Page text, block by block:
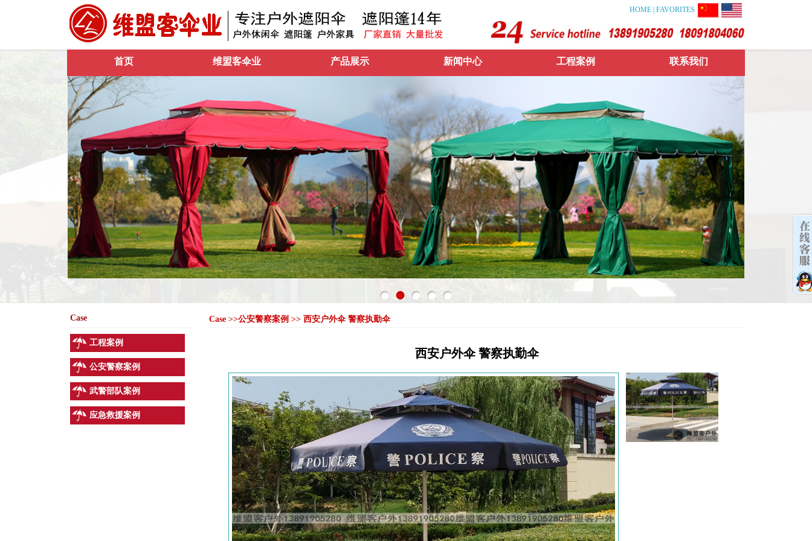
HOME FAVORITES
首页 维盟客伞业 产品展示 新闻中心 工程案例 联系我们
Case
工程案例
公安警察案例
武警部队案例
应急救援案例
Case >>公安警察案例 >> 西安户外伞 警察执勤伞
西安户外伞 警察执勤伞